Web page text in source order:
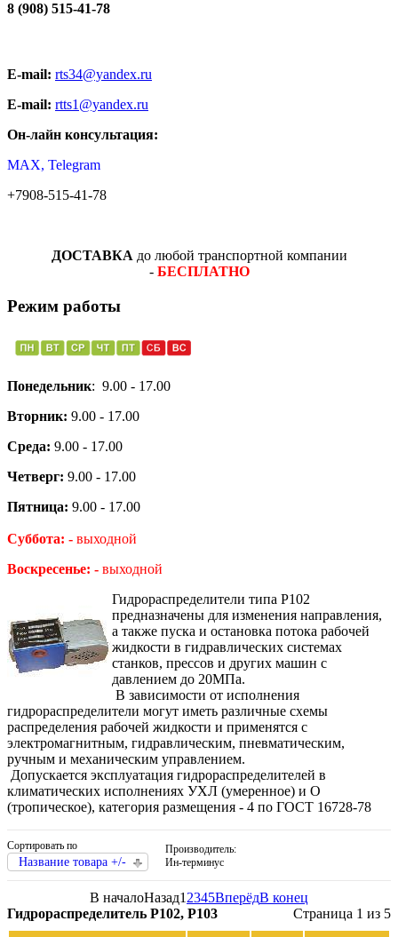
8 (908) 515-41-78
E-mail: rts34@yandex.ru
E-mail: rtts1@yandex.ru
Он-лайн консультация:
MAX, Telegram
+7908-515-41-78
ДОСТАВКА до любой транспортной компании
- БЕСПЛАТНО
Режим работы
Понедельник: 9.00 - 17.00
Вторник: 9.00 - 17.00
Среда: 9.00 - 17.00
Четверг: 9.00 - 17.00
Пятница: 9.00 - 17.00
Суббота: - выходной
Воскресенье: - выходной
Гидрораспределители типа Р102
предназначены для изменения направления,
а также пуска и остановка потока рабочей
жидкости в гидравлических системах
станков, прессов и других машин с
давлением до 20МПа.
В зависимости от исполнения
гидрораспределители могут иметь различные схемы
распределения рабочей жидкости и применятся с
электромагнитным, гидравлическим, пневматическим,
ручным и механическим управлением.
Допускается эксплуатация гидрораспределителей в
климатических исполнениях УХЛ (умеренное) и О
(тропическое), категория размещения - 4 по ГОСТ 16728-78
Сортировать по
Название товара +/-
Производитель:
Ин-терминус
В началоНазад1 2345ВперёдВ конец
Страница 1 из 5
Гидрораспределитель Р102, Р103